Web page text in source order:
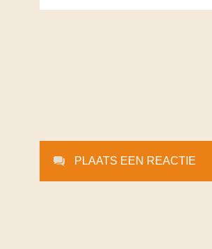
PLAATS EEN REACTIE